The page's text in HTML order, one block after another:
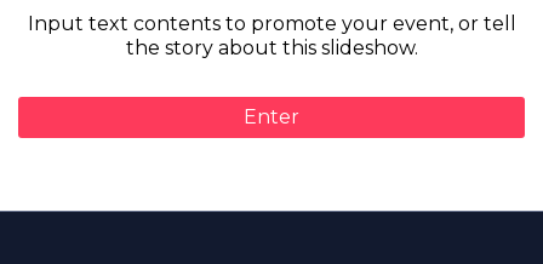
Input text contents to promote your event, or tell
the story about this slideshow.
Enter